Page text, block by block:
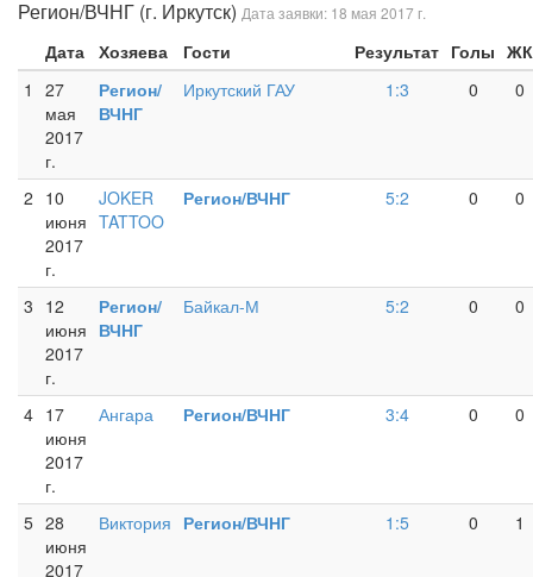
Регион/ВЧНГ (г. Иркутск) Дата заявки: 18 мая 2017 г.
Дата Хозяева Гости Результат Голы ЖК
1
27
мая
2017
г.
Регион/
ВЧНГ
Иркутский ГАУ 1:3 0 0
2 10
июня
2017
г.
JOKER
TATTOO
Регион/ВЧНГ 5:2 0 0
3 12
июня
2017
г.
Регион/
ВЧНГ
Байкал-М 5:2 0 0
4 17
июня
2017
г.
Ангара Регион/ВЧНГ 3:4 0 0
5 28
июня
2017
Виктория Регион/ВЧНГ 1:5 0 1